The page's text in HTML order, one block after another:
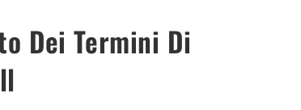
Dei Termini Di